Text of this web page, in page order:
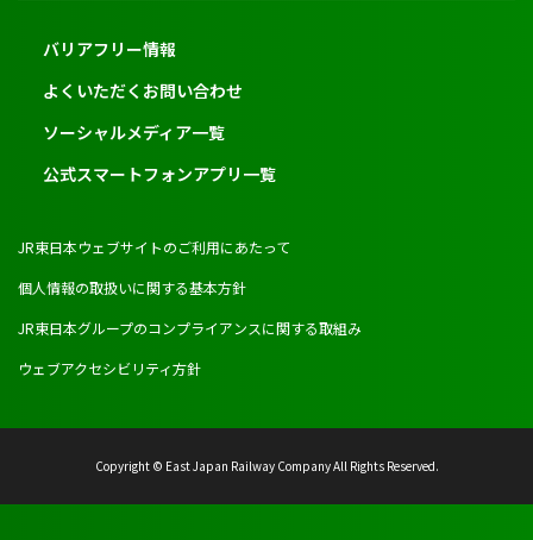
バリアフリー情報
よくいただくお問い合わせ
ソーシャルメディア一覧
公式スマートフォンアプリ一覧
JR東日本ウェブサイトのご利用にあたって
個人情報の取扱いに関する基本方針
JR東日本グループのコンプライアンスに関する取組み
ウェブアクセシビリティ方針
Copyright © East Japan Railway Company All Rights Reserved.